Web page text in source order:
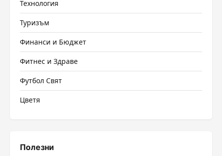
Технология
Туризъм
Финанси и Бюджет
Фитнес и Здраве
Футбол Свят
Цветя
Полезни